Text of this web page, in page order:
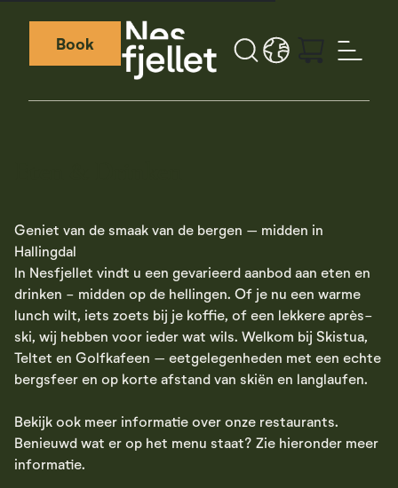
Book
Weather icon
Webcamera icon
Search button
LANGUAGE - NL
Geniet van de smaak van de bergen – midden in
Hallingdal
In Nesfjellet vindt u een gevarieerd aanbod aan eten en
drinken - midden op de hellingen. Of je nu een warme
lunch wilt, iets zoets bij je koffie, of een lekkere après-
ski, wij hebben voor ieder wat wils. Welkom bij Skistua,
Teltet en Golfkafeen – eetgelegenheden met een echte
bergsfeer en op korte afstand van skiën en langlaufen.
Bekijk ook meer informatie over onze restaurants.
Benieuwd wat er op het menu staat? Zie hieronder meer
informatie.